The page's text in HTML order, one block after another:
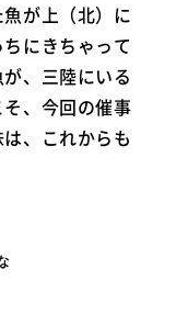
が上（北）に
にきちゃって
、三陸にいる
、今回の催事
、これからも